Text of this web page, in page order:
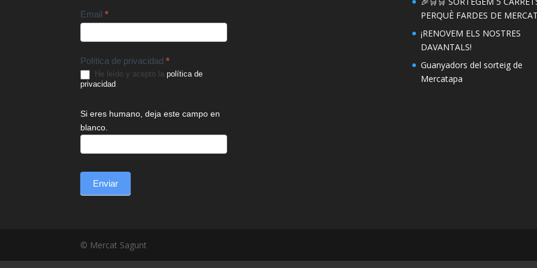
Email*
Política de privacidad*
He leído y acepto lapolítica de
privacidad
Si eres humano, deja este campo en
blanco.
Enviar
PERQUÈ FARDES DE
¡RENOVEM ELS NOSTRES
DAVANTALS!
Guanyadors del sorteig de
Mercatapa
© Mercat Sagunt